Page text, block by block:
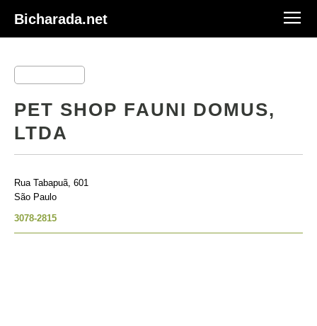
Bicharada.net
PET SHOP FAUNI DOMUS,
LTDA
Rua Tabapuã, 601
São Paulo
3078-2815